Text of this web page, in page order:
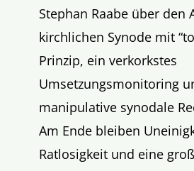
Stephan Raabe über den
kirchlichen Synode mit
Prinzip, ein verkorkstes
Umsetzungsmonitoring
manipulative synodale
Am Ende bleiben
Ratlosigkeit und eine